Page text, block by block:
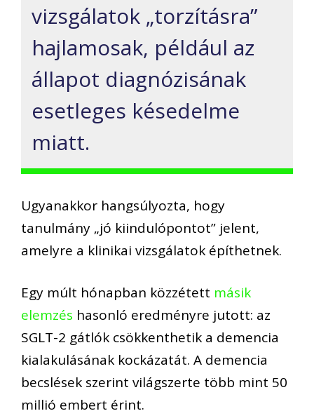
vizsgálatok „torzításra”
hajlamosak, például az
állapot diagnózisának
esetleges késedelme
miatt.
Ugyanakkor hangsúlyozta, hogy
tanulmány „jó kiindulópontot” jelent,
amelyre a klinikai vizsgálatok építhetnek.
Egy múlt hónapban közzétett másik
elemzés hasonló eredményre jutott: az
SGLT-2 gátlók csökkenthetik a demencia
kialakulásának kockázatát. A demencia
becslések szerint világszerte több mint 50
millió embert érint.